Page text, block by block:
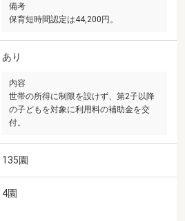
備考
保育短時間認定は44,200円。
あり
内容
世帯の所得に制限を設けず、第2子以降
の子どもを対象に利用料の補助金を交
付。
135園
4園